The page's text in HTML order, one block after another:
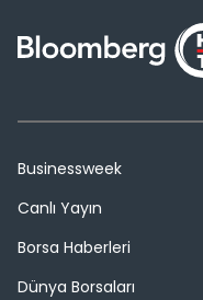
Businessweek
Canlı Yayın
Borsa Haberleri
Dünya Borsaları